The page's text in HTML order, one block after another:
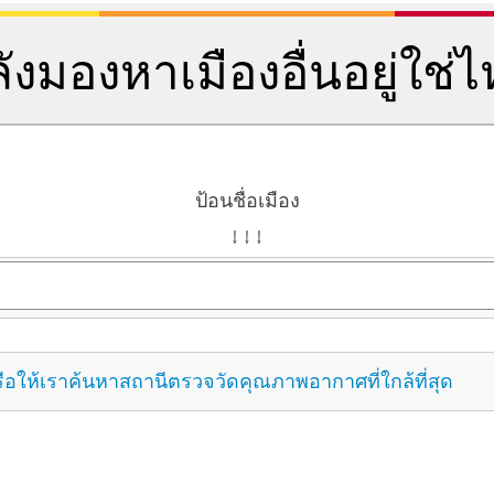
มองหาเมืองอื่นอยู่ใช่
ป้อนชื่อเมือง
↓ ↓ ↓
อให้เราค้นหาสถานีตรวจวัดคุณภาพอากาศที่ใกล้ที่สุด